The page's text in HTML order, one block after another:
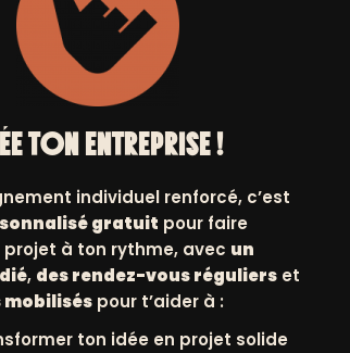
Suivant
TON ENTREPRISE !
individuel renforcé, c’est
gratuit pour faire
à ton rythme, avec un
, des rendez-vous réguliers et
mobilisés pour t’aider à :
ton idée en projet solide